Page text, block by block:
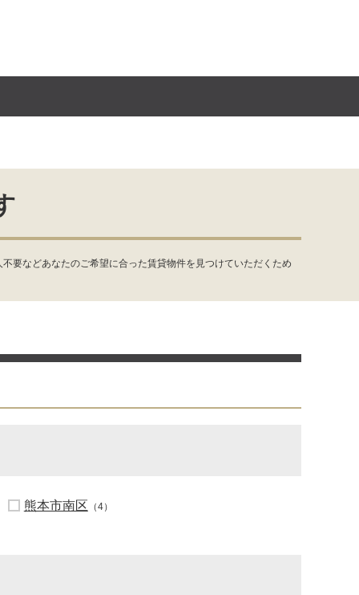
要などあなたのご希望に合った賃貸物件を見つけていただくため
熊本市南区 （4）